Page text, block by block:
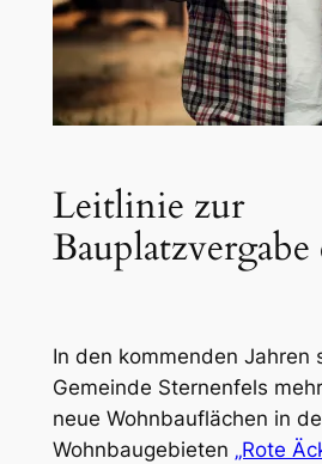
Leitlinie zur
In den kommenden Jahren
Gemeinde Sternenfels
neue Wohnbauflächen in
Wohnbaugebieten „Rote